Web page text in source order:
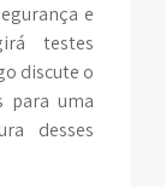
e
testes
discute o
para uma
desses